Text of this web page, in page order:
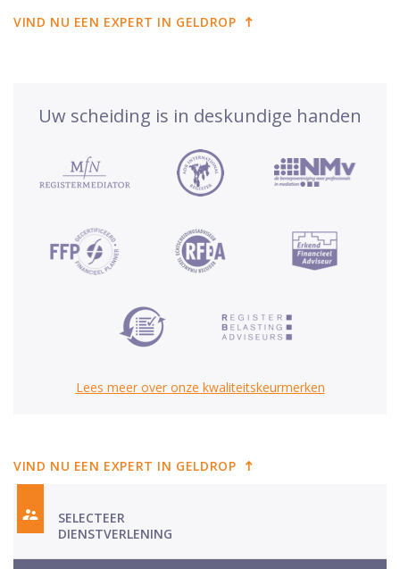
VIND NU EEN EXPERT IN GELDROP
Uw scheiding is in deskundige handen
Lees meer over onze kwaliteitskeurmerken
VIND NU EEN EXPERT IN GELDROP
SELECTEER
DIENSTVERLENING